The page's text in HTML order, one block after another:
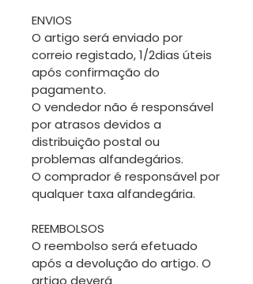
ENVIOS
O artigo será enviado por
correio registado, 1/2dias úteis
após confirmação do
pagamento.
O vendedor não é responsável
por atrasos devidos a
distribuição postal ou
problemas alfandegários.
O comprador é responsável por
qualquer taxa alfandegária.
REEMBOLSOS
O reembolso será efetuado
após a devolução do artigo. O
artigo deverá